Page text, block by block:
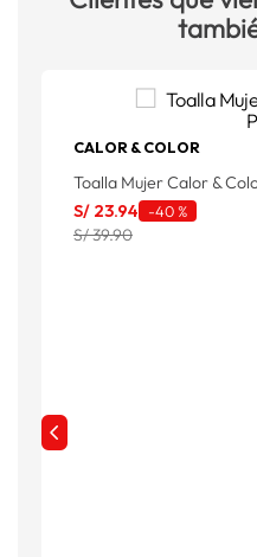
CALOR & COLOR
Toalla Mujer Calor &
S/ 23.94 -40 %
S/ 39.90